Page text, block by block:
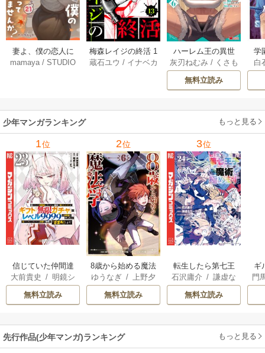
妻よ、僕の恋人に
なってくれません
mamaya /STUDIO
梅森レイジの終活 1
3巻
蔵石ユウ / イナベカ
ハーレム王の異世
界プレス漫遊記 ～
最強無双のおじさ
んはあらゆる種族
ミック） 6巻
灰刃ねむみ / くさも
ち
無料立読み
学
ア
（
白
少年マンガランキング もっと見る
1位
信じていた仲間達
にダンジョン奥地
で殺されかけたが
ギフト『無限ガチ
の仲間達を手に入
れて元パーティー
メンバーと世界に
大前貴史 / 明鏡シ
スイ /tef
無料立読み
2位
8歳から始める魔法
学
ゆうなぎ /上野夕
陽/ 乃希
無料立読み
3位
転生したら第七王
子だったので、気
ままに魔術を極め
ます
石沢庸介 /謙虚な
サークル/
無料立読み
ギ
門
先行作品(少年マンガ)ランキング もっと見る